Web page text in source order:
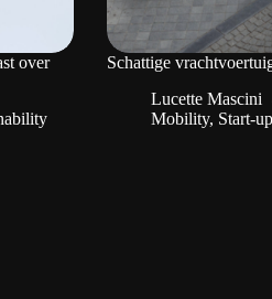
over
Schattige
Lucette Mascini
Mobility, Start-